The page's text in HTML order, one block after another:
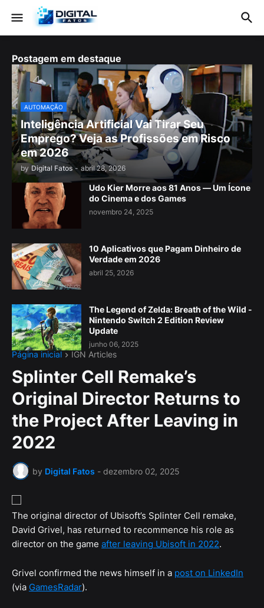
Postagem em destaque
AUTOMAÇÃO
Inteligência Artificial Vai Tirar Seu
Emprego? Veja as Profissões em Risco
em 2026
by Digital Fatos - abril 28, 2026
Udo Kier Morre aos 81 Anos — Um Ícone
do Cinema e dos Games
novembro 24, 2025
10 Aplicativos que Pagam Dinheiro de
Verdade em 2026
abril 25, 2026
The Legend of Zelda: Breath of the Wild -
Nintendo Switch 2 Edition Review
Update
junho 06, 2025
Página inicial IGN Articles
Splinter Cell Remake’s
Original Director Returns to
the Project After Leaving in
2022
by Digital Fatos - dezembro 02, 2025
The original director of Ubisoft’s Splinter Cell remake,
David Grivel, has returned to recommence his role as
director on the game after leaving Ubisoft in 2022.
Grivel confirmed the news himself in a post on LinkedIn
(via GamesRadar).